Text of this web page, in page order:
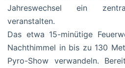
Jahreswechsel ein
veranstalten.
Das etwa 15-minütige
Nachthimmel in bis zu 130
Pyro-Show verwandeln.